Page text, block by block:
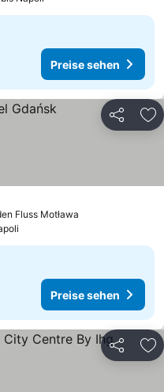
Preise sehen
Teilen
Fluss Motława
Preise sehen
Teilen